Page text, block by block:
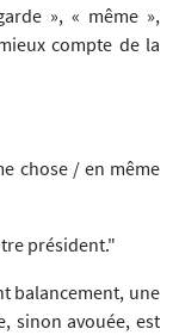
», « même »,
compte de la
chose / en même
président."
balancement, une
sinon avouée, est